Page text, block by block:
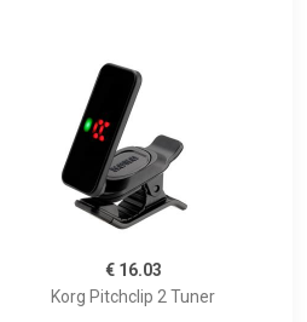
€ 16.03
Korg Pitchclip 2 Tuner